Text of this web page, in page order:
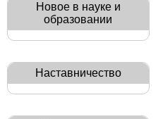
Новое в науке и
образовании
Наставничество